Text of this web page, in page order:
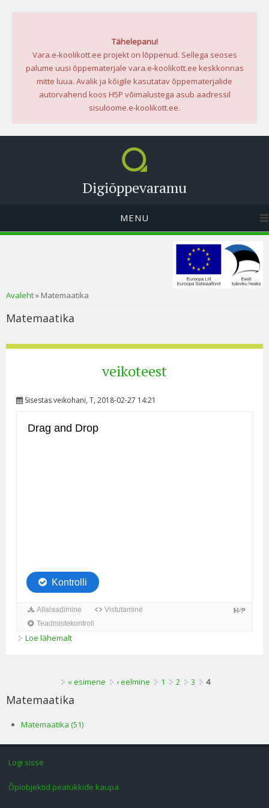
Tähelepanu!
Vara.e-koolikott.ee projekt on lõppenud. Sellega seoses
palume uusi õppematerjale vara.e-koolikott.ee keskkonnas
mitte luua. Avalik ja kõigile kasutatav õppematerjalide
autorvahend koos H5P võimalustega asub aadressil
sisuloome.e-koolikott.ee.
Digiõppevaramu
MENU
Sa oled siin
Avaleht» Matemaatika
Matemaatika
veikoteest
Sisestasveikohani, T, 2018-02-27 14:21
Loe lähemalt
« esimene ‹ eelmine 1 2 3 4
Matemaatika
Matemaatika (51)
Logi sisse
Õpiobjektid peatükkide kaupa